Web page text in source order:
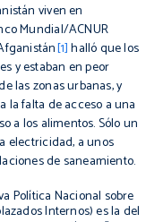
viven en
Mundial/ACNUR
[1]halló que los
y estaban en peor
las zonas urbanas, y
la falta de acceso a una
a los alimentos. Sólo un
electricidad, a unos
de saneamiento.
Política Nacional sobre
Internos) es la del